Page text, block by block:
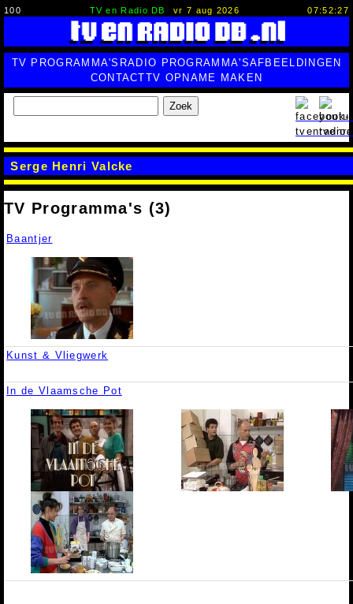
100 TV en Radio DB vr 7 aug 2026 07:52:28
TV PROGRAMMA'S RADIO PROGRAMMA'SAFBEELDINGEN
CONTACTTV OPNAME MAKEN
Zoek
Serge Henri Valcke
TV Programma's (3)
Baantjer
Kunst & Vliegwerk
In de Vlaamsche Pot